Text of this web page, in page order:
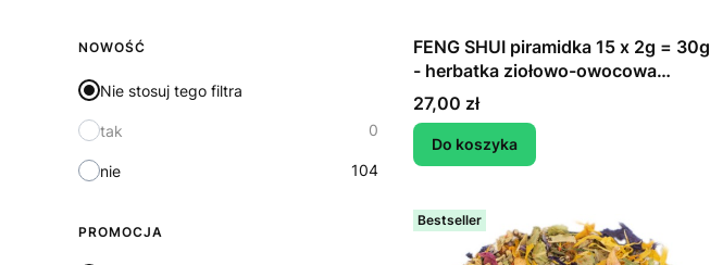
NOWOŚĆ
Nie stosuj tego filtra
tak 0
nie 104
PROMOCJA
FENG SHUI piramidka 15 x 2g = 30g
- herbatka ziołowo-owocowa
aromatyzowana
Cena
27,00 zł
Do koszyka
Bestseller